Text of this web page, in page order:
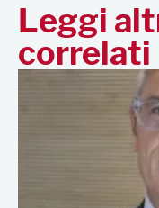
Leggi
correlati